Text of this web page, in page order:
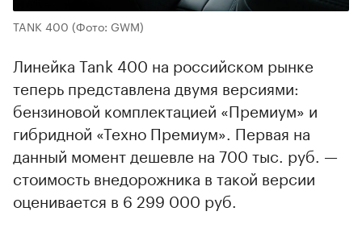
TANK 400 (Фото: GWM)
Линейка Tank 400 на российском рынке
теперь представлена двумя версиями:
бензиновой комплектацией «Премиум» и
гибридной «Техно Премиум». Первая на
данный момент дешевле на 700 тыс. руб. —
стоимость внедорожника в такой версии
оценивается в 6 299 000 руб.